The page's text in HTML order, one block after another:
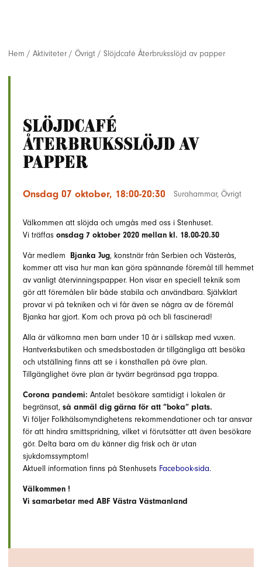
Hem / Aktiviteter / Övrigt / Slöjdcafé Återbruksslöjd av papper
Slöjdcafé
Återbruksslöjd av
papper
Onsdag 07 oktober, 18:00-20:30 Surahammar, Övrigt
Välkommen att slöjda och umgås med oss i Stenhuset.
Vi träffas onsdag 7 oktober 2020 mellan kl. 18.00-20.30
Vår medlem Bjanka Jug, konstnär från Serbien och Västerås,
kommer att visa hur man kan göra spännande föremål till hemmet
av vanligt återvinningspapper. Hon visar en speciell teknik som
gör att föremålen blir både stabila och användbara. Självklart
provar vi på tekniken och vi får även se några av de föremål
Bjanka har gjort. Kom och prova på och bli fascinerad!
Alla är välkomna men barn under 10 år i sällskap med vuxen.
Hantverksbutiken och smedsbostaden är tillgängliga att besöka
och utställning finns att se i konsthallen på övre plan.
Tillgänglighet övre plan är tyvärr begränsad pga trappa.
Corona pandemi: Antalet besökare samtidigt i lokalen är
begränsat, så anmäl dig gärna för att ”boka” plats.
Vi följer Folkhälsomyndighetens rekommendationer och tar ansvar
för att hindra smittspridning, vilket vi förutsätter att även besökare
gör. Delta bara om du känner dig frisk och är utan
sjukdomssymptom!
Aktuell information finns på Stenhusets Facebook-sida.
Välkommen !
Vi samarbetar med ABF Västra Västmanland